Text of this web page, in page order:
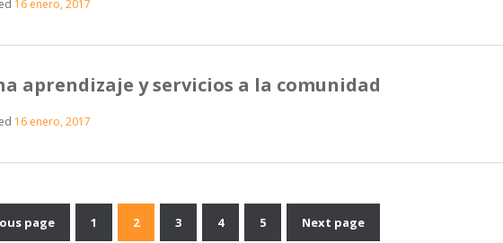
16 enero, 2017
aprendizaje y servicios a la comunidad
16 enero, 2017
page 1 2 3 4 5 Next page